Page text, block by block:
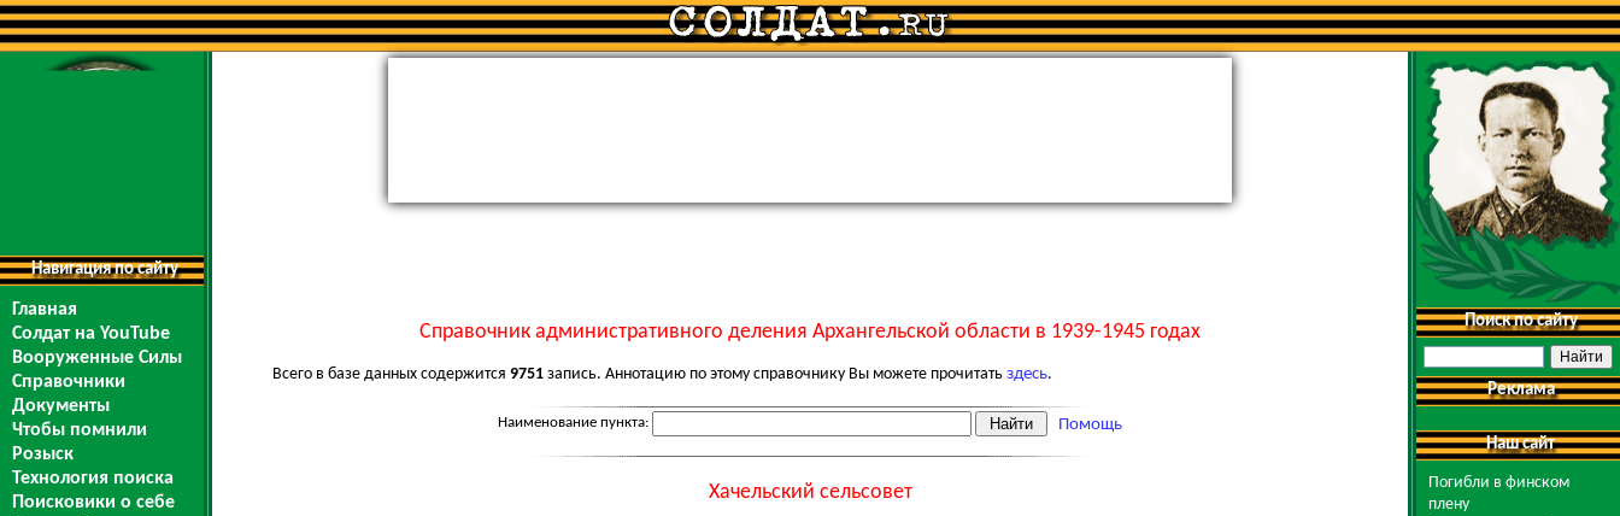
Навигация по сайту
Главная
Солдат на YouTube
Вооруженные Силы
Справочники
Документы
Чтобы помнили
Розыск
Технология поиска
Поисковики о себе
Справочник административного деления Архангельской области в 1939-1945 годах
Всего в базе данных содержится 9751 запись. Аннотацию по этому справочнику Вы можете прочитать здесь.
Наименование пункта: Помощь
Хачельский сельсовет
Поиск по сайту
Реклама
Наш сайт
Погибли в финском
плену